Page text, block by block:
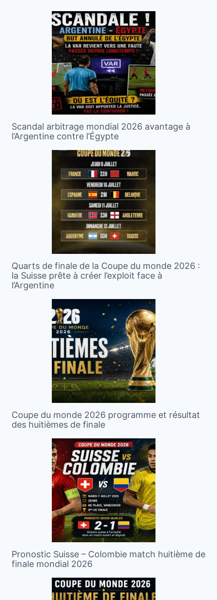
Scandal arbitrage mondial 2026 avantage à
l’Argentine contre l’Égypte
Quarts de finale de la Coupe du monde 2026 :
la Suisse prête à créer l’exploit face à
l’Argentine
Coupe du monde 2026 programme et résultat
des huitièmes de finale
Pronostic Suisse – Colombie match huitième de
finale mondial 2026